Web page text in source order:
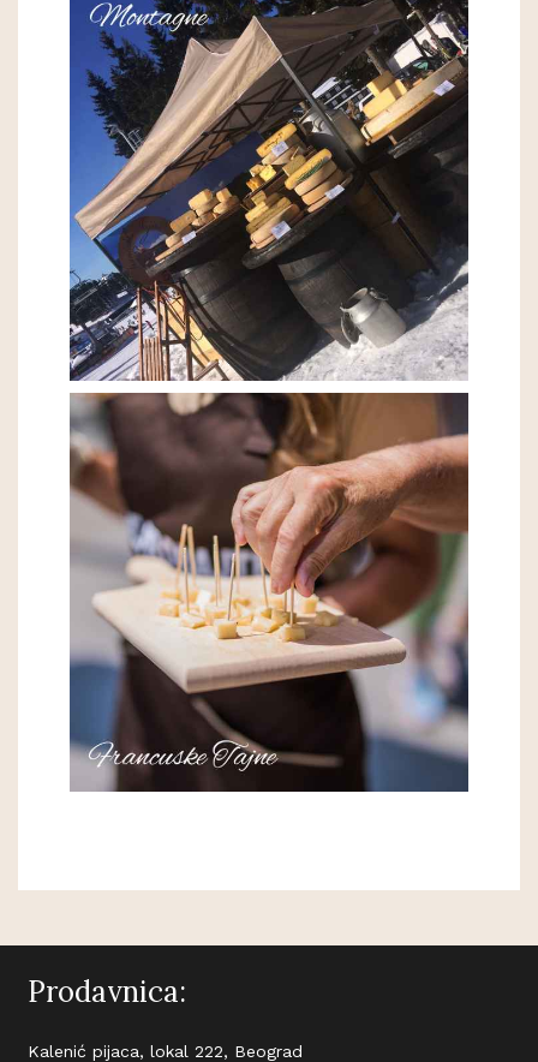
Prodavnica:
Kalenić pijaca, lokal 222, Beograd